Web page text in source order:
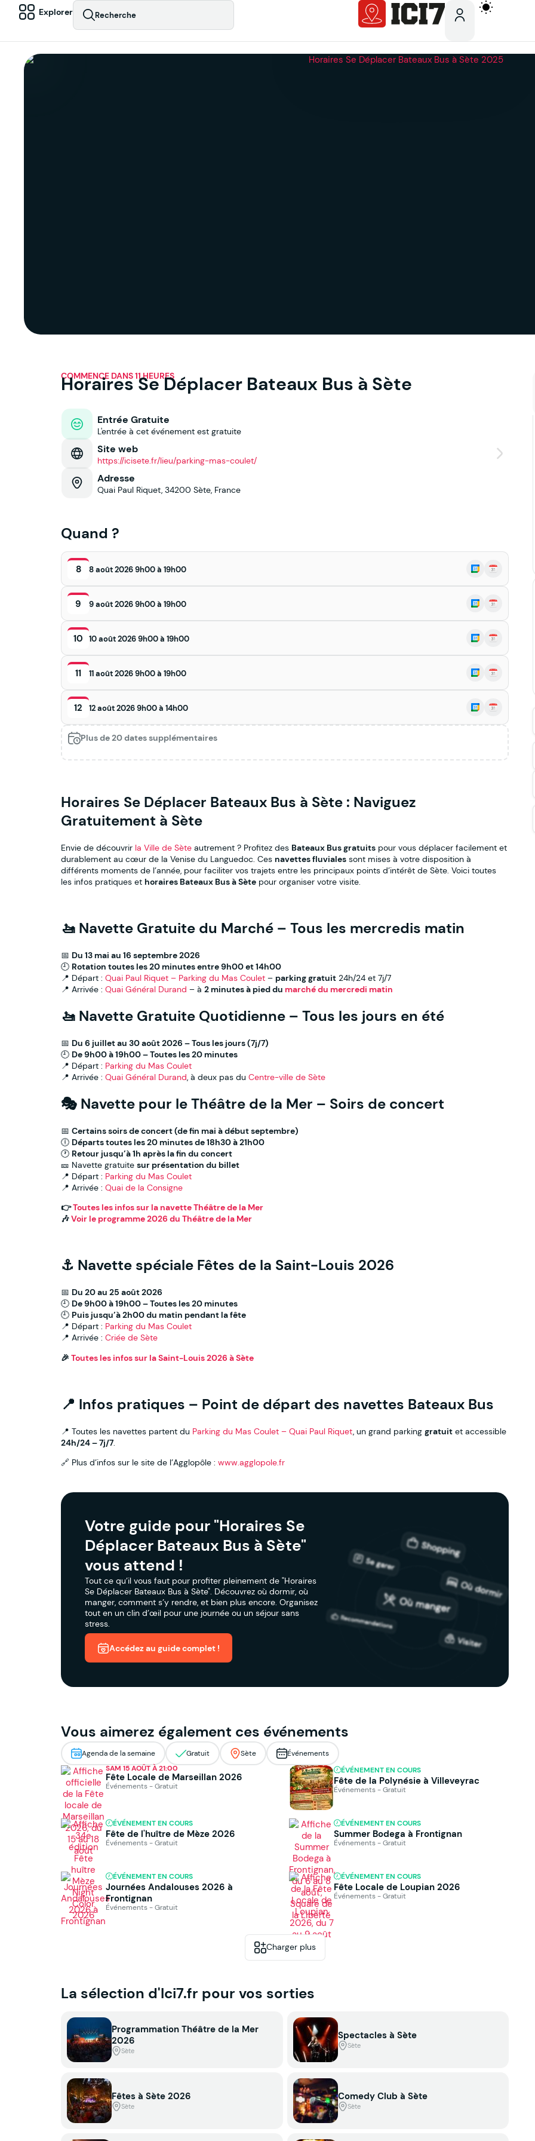
Explorer Recherche
COMMENCE DANS 11 HEURES
Horaires Se Déplacer Bateaux Bus à Sète
Entrée Gratuite
L'entrée à cet événement est gratuite
Site web
https://icisete.fr/lieu/parking-mas-coulet/
Adresse
Quai Paul Riquet, 34200 Sète, France
Quand ?
8 8 août 2026 9h00 à 19h00
9 9 août 2026 9h00 à 19h00
10 10 août 2026 9h00 à 19h00
11 11 août 2026 9h00 à 19h00
12 12 août 2026 9h00 à 14h00
Plus de 20 dates supplémentaires
Horaires Se Déplacer Bateaux Bus à Sète : Naviguez
Gratuitement à Sète
Envie de découvrir la Ville de Sète autrement ? Profitez des Bateaux Bus gratuits pour vous déplacer facilement et
durablement au cœur de la Venise du Languedoc. Ces navettes fluviales sont mises à votre disposition à
différents moments de l’année, pour faciliter vos trajets entre les principaux points d’intérêt de Sète. Voici toutes
les infos pratiques et horaires Bateaux Bus à Sète pour organiser votre visite.
🚤 Navette Gratuite du Marché – Tous les mercredis matin
📅 Du 13 mai au 16 septembre 2026
🕘 Rotation toutes les 20 minutes entre 9h00 et 14h00
📍 Départ : Quai Paul Riquet – Parking du Mas Coulet – parking gratuit 24h/24 et 7j/7
📍 Arrivée : Quai Général Durand – à 2 minutes à pied du marché du mercredi matin
🚤 Navette Gratuite Quotidienne – Tous les jours en été
📅 Du 6 juillet au 30 août 2026 – Tous les jours (7j/7)
🕘 De 9h00 à 19h00 – Toutes les 20 minutes
📍 Départ : Parking du Mas Coulet
📍 Arrivée : Quai Général Durand, à deux pas du Centre-ville de Sète
🎭 Navette pour le Théâtre de la Mer – Soirs de concert
📅 Certains soirs de concert (de fin mai à début septembre)
🕕 Départs toutes les 20 minutes de 18h30 à 21h00
🕐 Retour jusqu’à 1h après la fin du concert
🎫 Navette gratuite sur présentation du billet
📍 Départ : Parking du Mas Coulet
📍 Arrivée : Quai de la Consigne
👉Toutes les infos sur la navette Théâtre de la Mer
🎶Voir le programme 2026 du Théâtre de la Mer
⚓ Navette spéciale Fêtes de la Saint-Louis 2026
📅 Du 20 au 25 août 2026
🕘 De 9h00 à 19h00 – Toutes les 20 minutes
🕘 Puis jusqu’à 2h00 du matin pendant la fête
📍 Départ : Parking du Mas Coulet
📍 Arrivée : Criée de Sète
🎉 Toutes les infos sur la Saint-Louis 2026 à Sète
📍 Infos pratiques – Point de départ des navettes Bateaux Bus
📍 Toutes les navettes partent du Parking du Mas Coulet – Quai Paul Riquet, un grand parking gratuit et accessible
24h/24 – 7j/7.
🔗 Plus d’infos sur le site de l’Agglopôle : www.agglopole.fr
Votre guide pour "Horaires Se
Déplacer Bateaux Bus à Sète"
vous attend !
Tout ce qu’il vous faut pour profiter pleinement de "Horaires
Se Déplacer Bateaux Bus à Sète". Découvrez où dormir, où
manger, comment s’y rendre, et bien plus encore. Organisez
tout en un clin d’œil pour une journée ou un séjour sans
stress.
Accédez au guide complet !
Vous aimerez également ces événements
Agenda de la semaine Gratuit Sète Événements
SAM 15 AOÛT À 21:00
Fête Locale de Marseillan 2026
Événements - Gratuit
ÉVÉNEMENT EN COURS
Fête de la Polynésie à Villeveyrac
Événements - Gratuit
ÉVÉNEMENT EN COURS
Fête de l'huître de Mèze 2026
Événements - Gratuit
ÉVÉNEMENT EN COURS
Summer Bodega à Frontignan
Événements - Gratuit
ÉVÉNEMENT EN COURS
Journées Andalouses 2026 à
Frontignan
Événements - Gratuit
ÉVÉNEMENT EN COURS
Fête Locale de Loupian 2026
Événements - Gratuit
Charger plus
La sélection d'Ici7.fr pour vos sorties
Programmation Théâtre de la Mer
2026
Sète
Spectacles à Sète
Sète
Fêtes à Sète 2026
Sète
Comedy Club à Sète
Sète